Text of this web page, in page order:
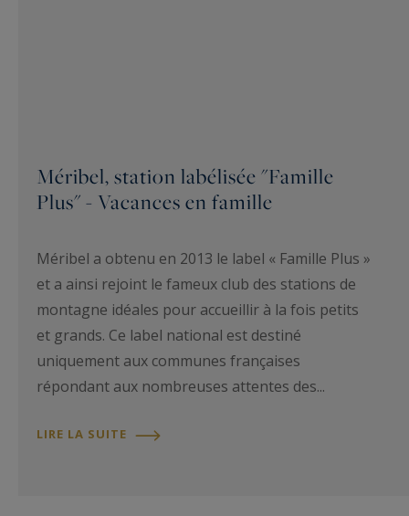
Méribel, station labélisée "Famille
Plus" - Vacances en famille
Méribel a obtenu en 2013 le label « Famille Plus »
et a ainsi rejoint le fameux club des stations de
montagne idéales pour accueillir à la fois petits
et grands. Ce label national est destiné
uniquement aux communes françaises
répondant aux nombreuses attentes des...
LIRE LA SUITE